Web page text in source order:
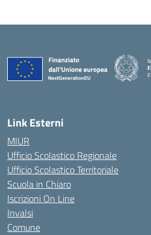
Link Esterni
MIUR
Ufficio Scolastico Regionale
Ufficio Scolastico Territoriale
Scuola in Chiaro
Iscrizioni On Line
Invalsi
Comune